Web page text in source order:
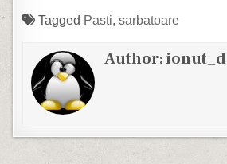
Tagged Pasti,sarbatoare
Author:ionut_d